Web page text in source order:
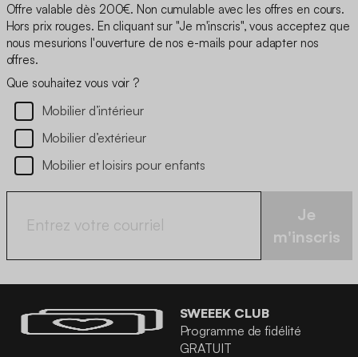
Offre valable dès 200€. Non cumulable avec les offres en cours.
Hors prix rouges. En cliquant sur "Je m'inscris", vous acceptez que
nous mesurions l'ouverture de nos e-mails pour adapter nos
offres.
Que souhaitez vous voir ?
Mobilier d’intérieur
Mobilier d’extérieur
Mobilier et loisirs pour enfants
Je
m'inscris
SWEEEK CLUB
Programme de fidélité
GRATUIT